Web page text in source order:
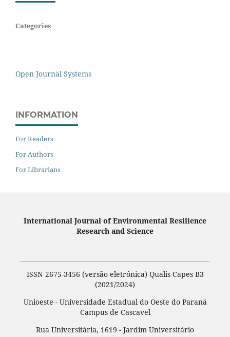
Categories
Open Journal Systems
INFORMATION
For Readers
For Authors
For Librarians
International Journal of Environmental Resilience
Research and Science
ISSN 2675-3456 (versão eletrônica) Qualis Capes B3
(2021/2024)
Unioeste - Universidade Estadual do Oeste do Paraná
Campus de Cascavel
Rua Universitária, 1619 - Jardim Universitário